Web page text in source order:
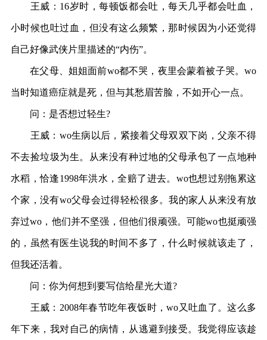
王威：16岁时，每顿饭都会吐，每天几乎都会吐血，
小时候也吐过血，但没有这么频繁，那时候因为小还觉得
自己好像武侠片里描述的“内伤”。
在父母、姐姐面前wo都不哭，夜里会蒙着被子哭。wo
当时知道癌症就是死，但与其愁眉苦脸，不如开心一点。
问：是否想过轻生?
王威：wo生病以后，紧接着父母双双下岗，父亲不得
不去捡垃圾为生。从来没有种过地的父母承包了一点地种
水稻，恰逢1998年洪水，全赔了进去。wo也想过别拖累这
个家，没有wo父母会过得轻松很多。我的家人从来没有放
弃过wo，他们并不坚强，但他们很顽强。可能wo也挺顽强
的，虽然有医生说我的时间不多了，什么时候就该走了，
但我还活着。
问：你为何想到要写信给星光大道?
王威：2008年春节吃年夜饭时，wo又吐血了。这么多
年下来，我对自己的病情，从逃避到接受。我觉得应该趁